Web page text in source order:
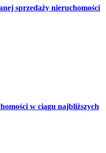
sprzedaży nieruchomości
w ciągu najbliższych